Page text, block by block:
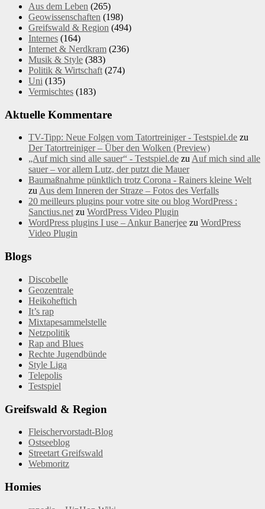
Aus dem Leben (265)
Geowissenschaften (198)
Greifswald & Region (494)
Internes (164)
Internet & Nerdkram (236)
Musik & Style (383)
Politik & Wirtschaft (274)
Uni (135)
Vermischtes (183)
Aktuelle Kommentare
TV-Tipp: Neue Folgen vom Tatortreiniger - Testspiel.de zu
Der Tatortreiniger – Über den Wolken (Preview)
„Auf mich sind alle sauer“ - Testspiel.de zu Auf mich sind alle
sauer – vor allem Lutz, der putzt die Mauer
Baumaßnahme pünktlich trotz Corona - Rainers kleine Welt
zu Aus dem Inneren der Straze – Fotos des Verfalls
20 meilleurs plugins pour votre site ou blog WordPress :
Sanctius.net zu WordPress Video Plugin
WordPress plugins I use – Ankur Banerjee zu WordPress
Video Plugin
Blogs
Discobelle
Geozentrale
Heikoheftich
It’s rap
Mixtapesammelstelle
Netzpolitik
Rap and Blues
Rechte Jugendbünde
Style Liga
Telepolis
Testspiel
Greifswald & Region
Fleischervorstadt-Blog
Ostseeblog
Streetart Greifswald
Webmoritz
Homies